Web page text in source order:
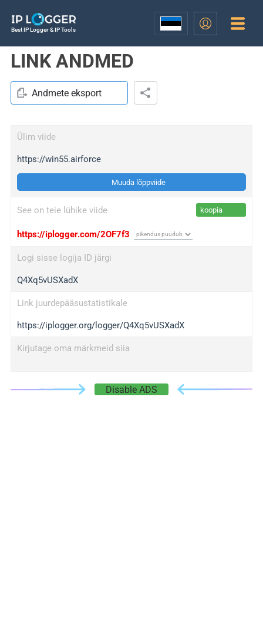
Best IP Logger & IP Tools
LINK ANDMED
Andmete eksport
Ülim viide
https://win55.airforce
Muuda lõppviide
See on teie lühike viide koopia
https://iplogger.com/2OF7f3
Logi sisse logija ID järgi
Q4Xq5vUSXadX
Link juurdepääsustatistikale
https://iplogger.org/logger/Q4Xq5vUSXadX
Kirjutage oma märkmeid siia
Disable ADS